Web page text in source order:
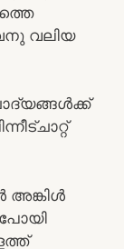
വലിയ
അങ്കിൾ